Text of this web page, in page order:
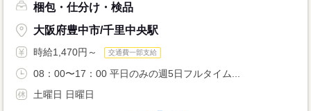
梱包・仕分け・検品
大阪府豊中市/千里中央駅
時給1,470円～ 交通費一部支給
08：00〜17：00 平日のみの週5日フルタイム...
土曜日 日曜日